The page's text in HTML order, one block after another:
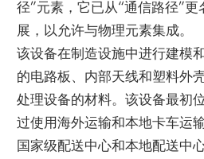
径”元素，它已从“通信路径”
展，以允许与物理元素集成。
该设备在制造设施中进行建模
的电路板、内部天线和塑料外
处理设备的材料。该设备最初
过使用海外运输和本地卡车运
国家级配送中心和本地配送中